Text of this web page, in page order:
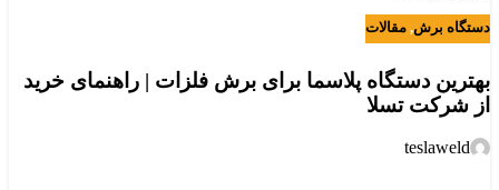
دستگاه برش, مقالات
بهترین دستگاه پلاسما برای برش فلزات | راهنمای خرید
از شرکت تسلا
teslaweld